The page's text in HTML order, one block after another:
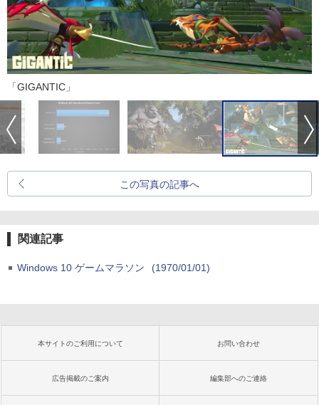
「GIGANTIC」
この写真の記事へ
関連記事
Windows 10 ゲームマラソン (1970/01/01)
本サイトのご利用について お問い合わせ
広告掲載のご案内 編集部へのご連絡